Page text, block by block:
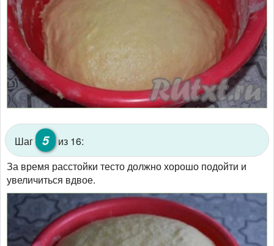
Шаг 5
из 16:
За время расстойки тесто должно хорошо подойти и
увеличиться вдвое.